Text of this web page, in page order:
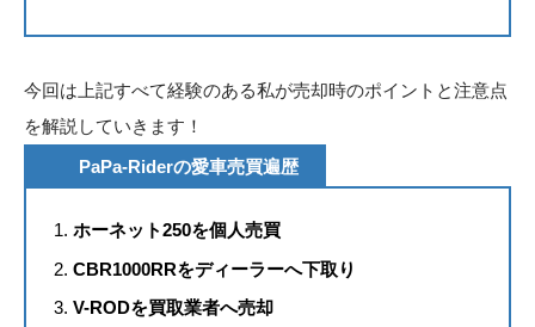
今回は上記すべて経験のある私が売却時のポイントと注意点
を解説していきます！
PaPa-Riderの愛車売買遍歴
ホーネット250を個人売買
CBR1000RRをディーラーへ下取り
V-RODを買取業者へ売却